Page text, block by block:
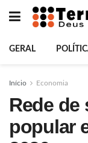
GERAL
Início Economia
Rede de
popular